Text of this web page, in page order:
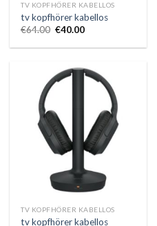
TV KOPFHÖRER KABELLOS
tv kopfhörer kabellos
€64.00 €40.00
TV KOPFHÖRER KABELLOS
tv kopfhörer kabellos